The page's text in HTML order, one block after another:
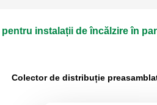
instalații de încălzire în
Colector de distribuție